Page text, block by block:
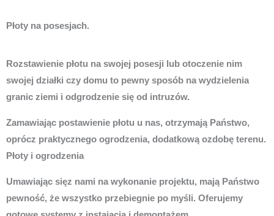
Płoty na posesjach.
Rozstawienie płotu na swojej posesji lub otoczenie nim
swojej działki czy domu to pewny sposób na wydzielenia
granic ziemi i odgrodzenie się od intruzów.
Zamawiając postawienie płotu u nas, otrzymają Państwo,
oprócz praktycznego ogrodzenia, dodatkową ozdobę terenu.
Płoty i ogrodzenia
Umawiając sięz nami na wykonanie projektu, mają Państwo
pewność, że wszystko przebiegnie po myśli. Oferujemy